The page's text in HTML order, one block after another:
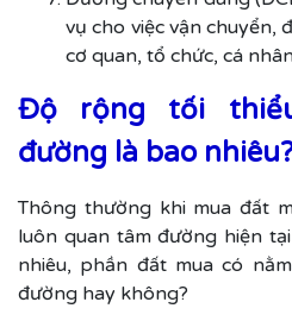
vụ cho việc vận chuyển,
cơ quan, tổ chức, cá
Độ rộng tối
đường là bao
Thông thường khi mua đất
luôn quan tâm đường hiện
nhiêu, phần đất mua có
đường hay không?